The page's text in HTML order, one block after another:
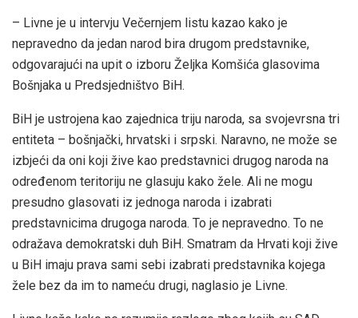
– Livne je u intervju Večernjem listu kazao kako je
nepravedno da jedan narod bira drugom predstavnike,
odgovarajući na upit o izboru Željka Komšića glasovima
Bošnjaka u Predsjedništvo BiH.
BiH je ustrojena kao zajednica triju naroda, sa svojevrsna tri
entiteta – bošnjački, hrvatski i srpski. Naravno, ne može se
izbjeći da oni koji žive kao predstavnici drugog naroda na
određenom teritoriju ne glasuju kako žele. Ali ne mogu
presudno glasovati iz jednoga naroda i izabrati
predstavnicima drugoga naroda. To je nepravedno. To ne
odražava demokratski duh BiH. Smatram da Hrvati koji žive
u BiH imaju prava sami sebi izabrati predstavnika kojega
žele bez da im to nameću drugi, naglasio je Livne.